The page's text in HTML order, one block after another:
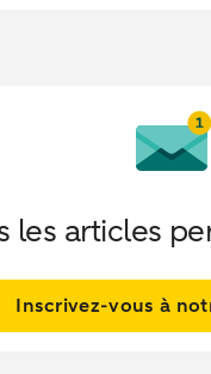
les articles
Inscrivez-vous à